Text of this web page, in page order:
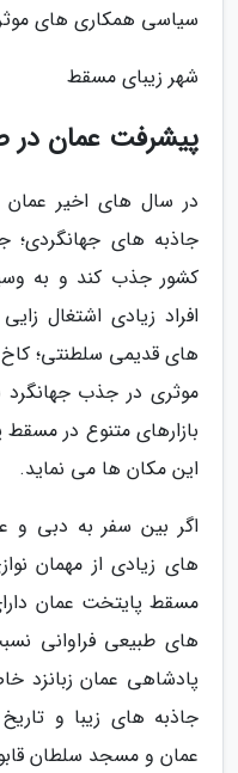
سیاسی همکاری های
شهر زیبای مسقط
پیشرفت عمان در
در سال های اخیر عمان
جاذبه های جهانگردی؛
کشور جذب کند و به
افراد زیادی اشتغال
های قدیمی سلطنتی؛
موثری در جذب
بازارهای متنوع در
این مکان ها می نماید.
اگر بین سفر به دبی و
های زیادی از مهمان
مسقط پایتخت عمان
های طبیعی فراوانی
پادشاهی عمان زبانزد
جاذبه های زیبا و
عمان و مسجد سلطان